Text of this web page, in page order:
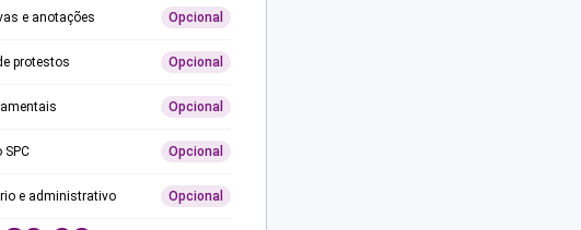
e anotações Opcional
protestos Opcional
Opcional
Opcional
e administrativo Opcional